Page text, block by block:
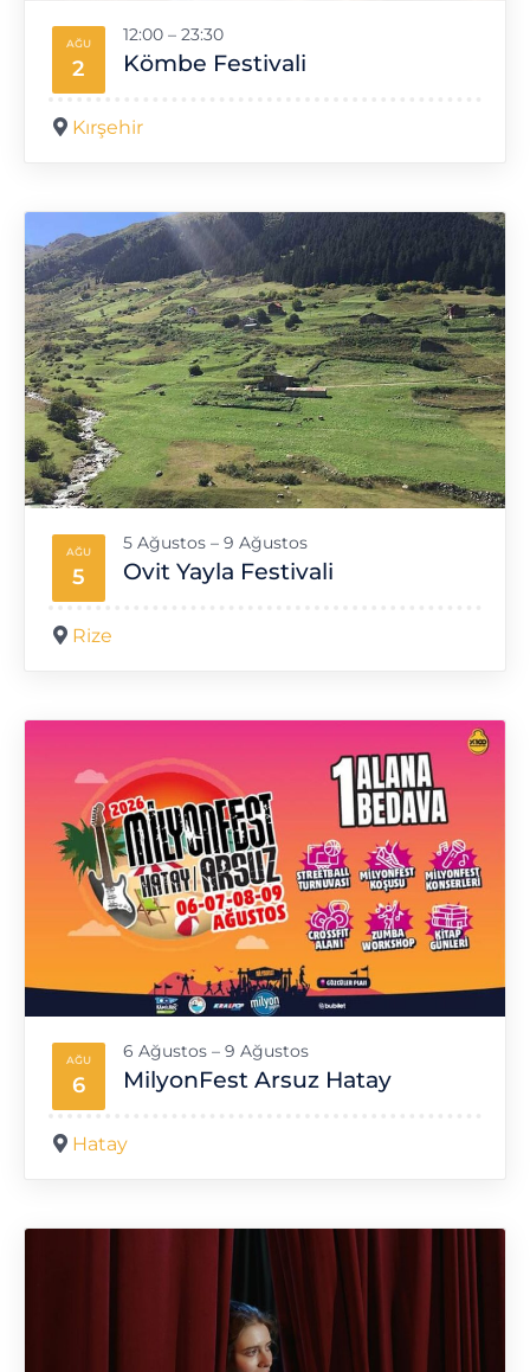
AĞU
2 Kömbe Festivali
12:00 – 23:30
Kırşehir
AĞU
5 Ovit Yayla Festivali
5 Ağustos – 9 Ağustos
Rize
AĞU
6 MilyonFest Arsuz Hatay
6 Ağustos – 9 Ağustos
Hatay